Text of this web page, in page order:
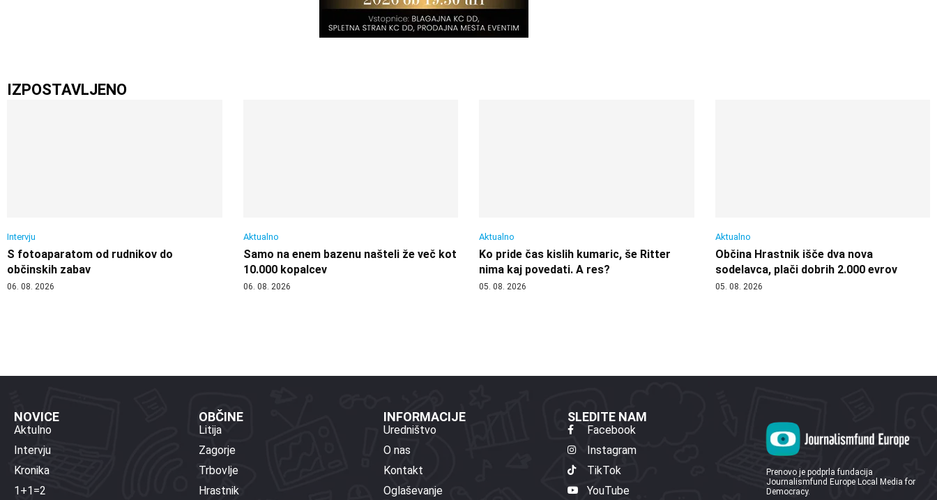
IZPOSTAVLJENO
Intervju
S fotoaparatom od rudnikov do
občinskih zabav
06. 08. 2026
Aktualno
Samo na enem bazenu našteli že več kot
10.000 kopalcev
06. 08. 2026
Aktualno
Ko pride čas kislih kumaric, še Ritter
nima kaj povedati. A res?
05. 08. 2026
Aktualno
Občina Hrastnik išče dva nova
sodelavca, plači dobrih 2.000 evrov
05. 08. 2026
NOVICE
Aktulno
Intervju
Kronika
1+1=2
OBČINE
Litija
Zagorje
Trbovlje
Hrastnik
INFORMACIJE
Uredništvo
O nas
Kontakt
Oglaševanje
SLEDITE NAM
Facebook
Instagram
TikTok
YouTube
Prenovo je podprla fundacija
Journalismfund Europe Local Media for
Democracy.